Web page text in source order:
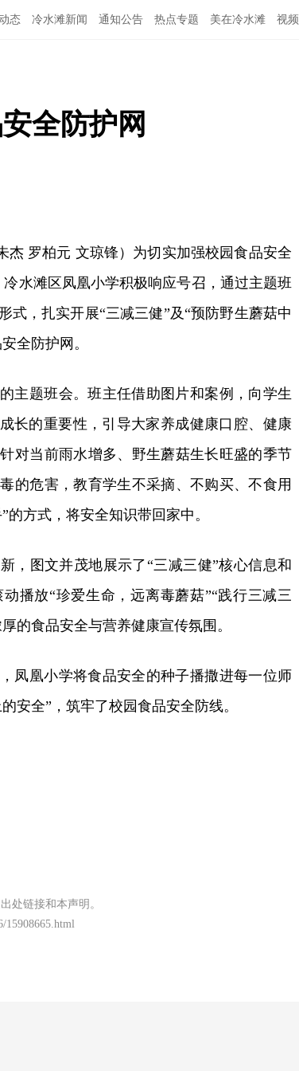
态 冷水滩新闻 通知公告 热点专题 美在冷水滩 视频
全防护网
杰 罗柏元 文琼锋）为切实加强校园食品安全
水滩区凤凰小学积极响应号召，通过主题班
式，扎实开展“三减三健”及“预防野生蘑菇中
全防护网。
主题班会。班主任借助图片和案例，向学生
长的重要性，引导大家养成健康口腔、健康
对当前雨水增多、野生蘑菇生长旺盛的季节
的危害，教育学生不采摘、不购买、不食用
方式，将安全知识带回家中。
，图文并茂地展示了“三减三健”核心信息和
播放“珍爱生命，远离毒蘑菇”“践行三减三
的食品安全与营养健康宣传氛围。
凤凰小学将食品安全的种子播撒进每一位师
安全”，筑牢了校园食品安全防线。
处链接和本声明。
15908665.html